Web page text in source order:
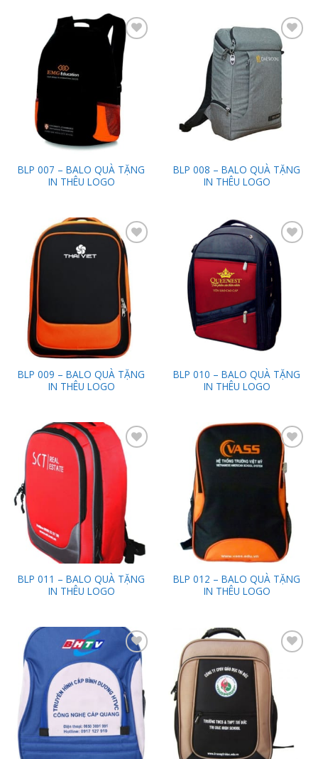
Add to
Wishlist
BLP 007 – BALO QUÀ TẶNG
IN THÊU LOGO
Add to
Wishlist
BLP 008 – BALO QUÀ TẶNG
IN THÊU LOGO
Add to
Wishlist
BLP 009 – BALO QUÀ TẶNG
IN THÊU LOGO
Add to
Wishlist
BLP 010 – BALO QUÀ TẶNG
IN THÊU LOGO
Add to
Wishlist
BLP 011 – BALO QUÀ TẶNG
IN THÊU LOGO
Add to
Wishlist
BLP 012 – BALO QUÀ TẶNG
IN THÊU LOGO
Add to
Wishlist
Wishlist